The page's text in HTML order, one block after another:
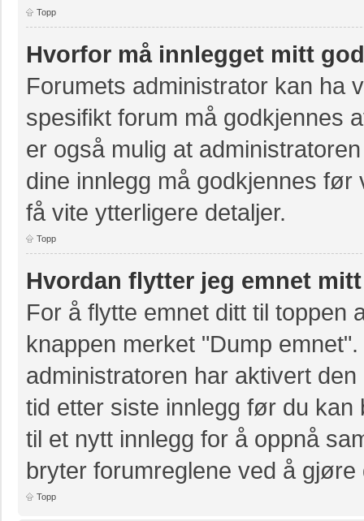
Topp
Hvorfor må innlegget mitt
Forumets administrator kan ha
spesifikt forum må godkjennes
er også mulig at
dine innlegg må godkjennes
få vite ytterligere detaljer.
Topp
Hvordan flytter jeg emnet
For å flytte emnet ditt til toppen
knappen merket "Dump
administratoren har aktivert
tid etter siste innlegg før du
til et nytt innlegg for å oppnå
bryter forumreglene ved å gjøre
Topp